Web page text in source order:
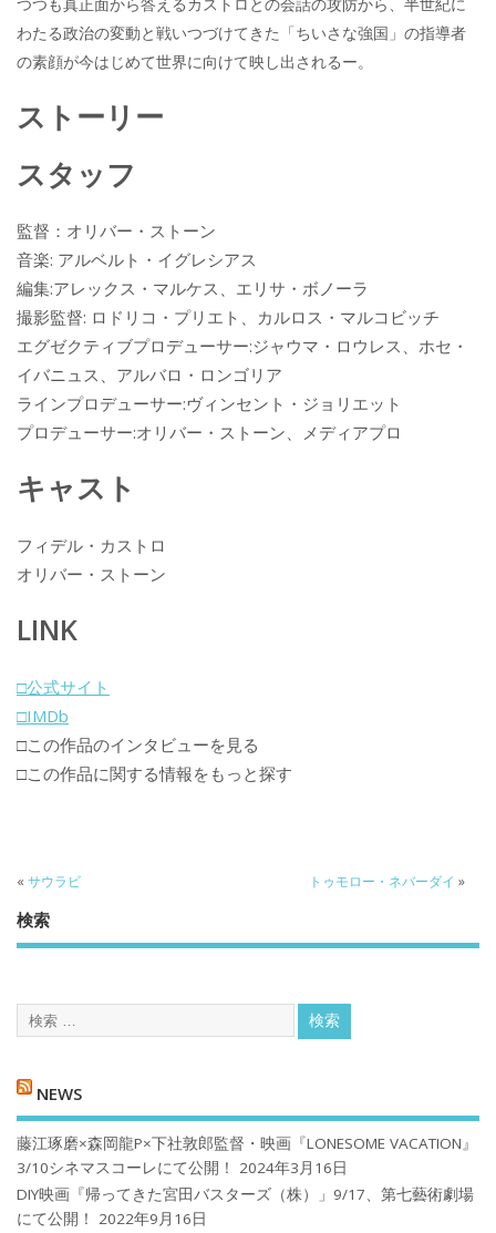
わたる政治の変動と戦いつづけてきた「ちいさな強国」の指導者
の素顔が今はじめて世界に向けて映し出されるー。
ストーリー
スタッフ
監督：オリバー・ストーン
音楽: アルベルト・イグレシアス
編集:アレックス・マルケス、エリサ・ボノーラ
撮影監督: ロドリコ・プリエト、カルロス・マルコビッチ
エグゼクティブプロデューサー:ジャウマ・ロウレス、ホセ・
イバニュス、アルバロ・ロンゴリア
ラインプロデューサー:ヴィンセント・ジョリエット
プロデューサー:オリバー・ストーン、メディアプロ
キャスト
フィデル・カストロ
オリバー・ストーン
LINK
□公式サイト
□IMDb
□この作品のインタビューを見る
□この作品に関する情報をもっと探す
« サウラビ トゥモロー・ネバーダイ »
検索
NEWS
藤江琢磨×森岡龍P×下社敦郎監督・映画『LONESOME VACATION』
3/10シネマスコーレにて公開！
2024年3月16日
DIY映画『帰ってきた宮田バスターズ（株）」9/17、第七藝術劇場
にて公開！
2022年9月16日